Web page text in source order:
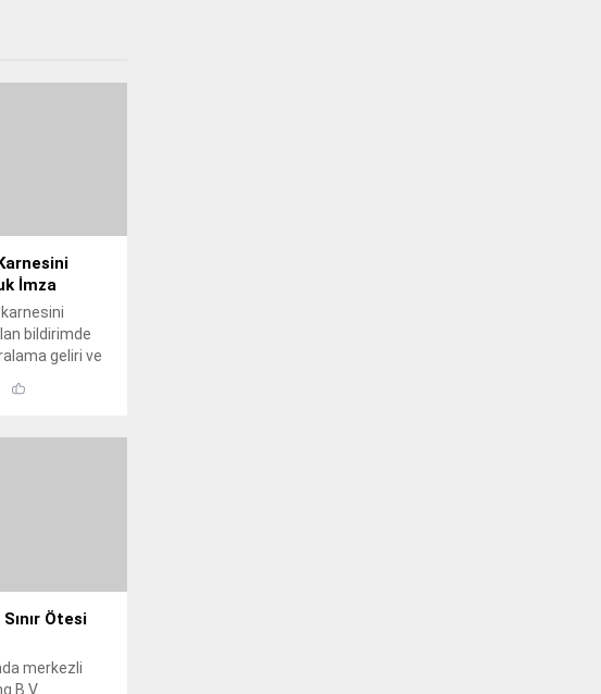
İmza
karnesini
bildirimde
geliri ve
TL'yi aşan
Ötesi
merkezli
B.V.